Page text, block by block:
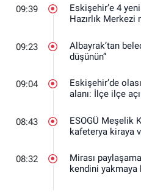
09:39
Eskişehir’e 4
Hazırlık Merkezi
09:23
Albayrak’tan
düşünün”
09:04
Eskişehir’de
alanı: İlçe ilçe
08:43
ESOGÜ Meşelik
kafeterya kiraya
08:32
Mirası
kendini yakmaya